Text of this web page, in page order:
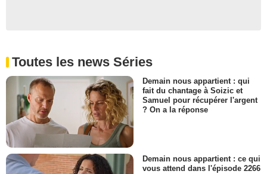
Toutes les news Séries
Demain nous appartient : qui
fait du chantage à Soizic et
Samuel pour récupérer l'argent
? On a la réponse
Demain nous appartient : ce qui
vous attend dans l'épisode 2266